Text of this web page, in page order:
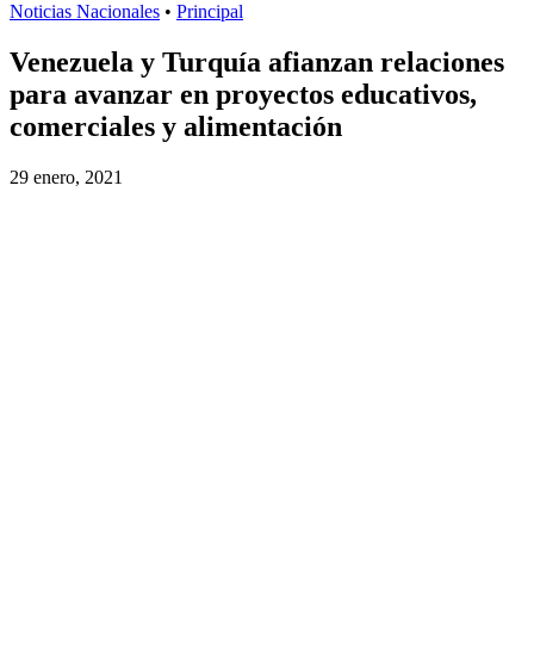
Noticias Nacionales • Principal
Venezuela y Turquía afianzan relaciones
para avanzar en proyectos educativos,
comerciales y alimentación
29 enero, 2021